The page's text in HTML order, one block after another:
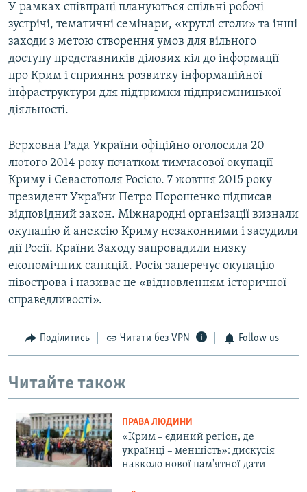
У рамках співпраці плануються спільні робочі
зустрічі, тематичні семінари, «круглі столи» та інші
заходи з метою створення умов для вільного
доступу представників ділових кіл до інформації
про Крим і сприяння розвитку інформаційної
інфраструктури для підтримки підприємницької
діяльності.
Верховна Рада України офіційно оголосила 20
лютого 2014 року початком тимчасової окупації
Криму і Севастополя Росією. 7 жовтня 2015 року
президент України Петро Порошенко підписав
відповідний закон. Міжнародні організації визнали
окупацію й анексію Криму незаконними і засудили
дії Росії. Країни Заходу запровадили низку
економічних санкцій. Росія заперечує окупацію
півострова і називає це «відновленням історичної
справедливості».
Поділитись Читати без VPN Follow us
Читайте також
ПРАВА ЛЮДИНИ
«Крим – єдиний регіон, де
українці – меншість»: дискусія
навколо нової пам'ятної дати